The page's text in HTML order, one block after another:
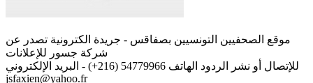
موقع الصحفيين التونسيين بصفاقس - جريدة الكترونية تصدر عن
شركة جسور للإعلانات
للإتصال أو نشر الردود الهاتف 54779966 (216+) - البريد الإلكتروني
jsfaxien@yahoo.fr